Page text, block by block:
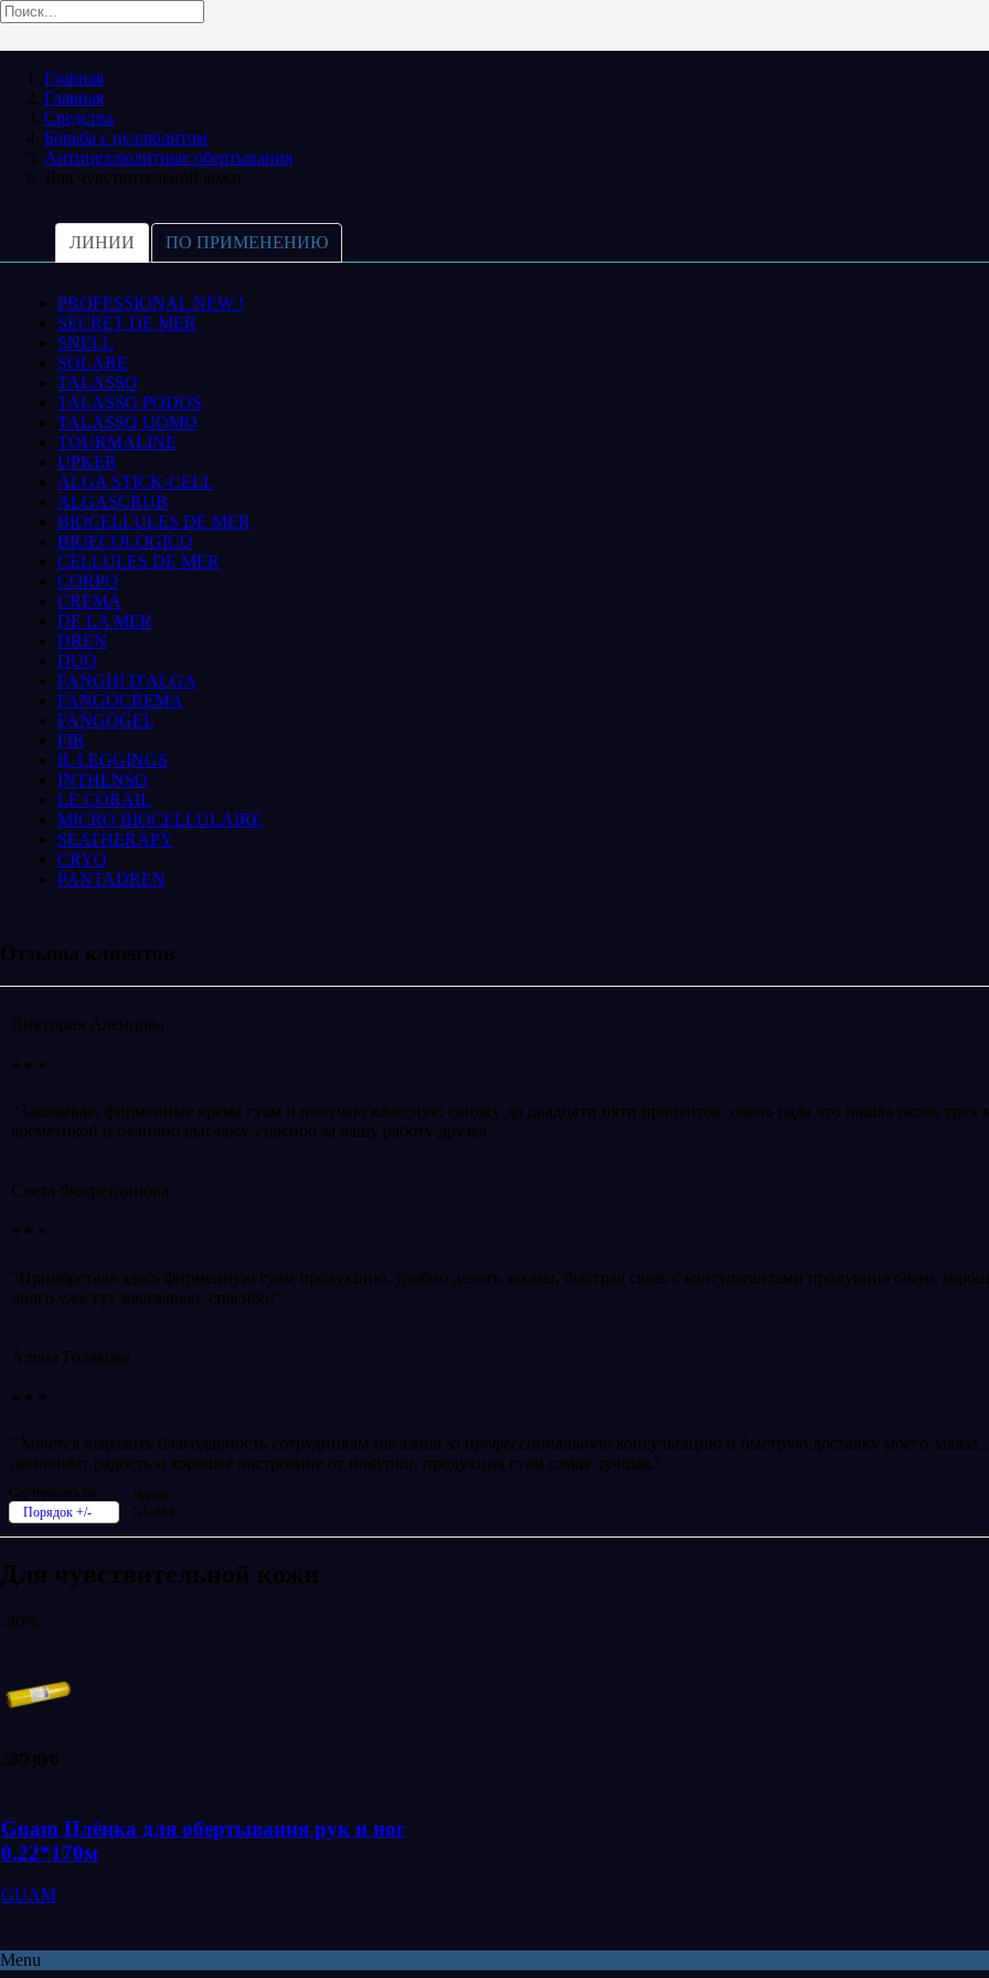
Главная
Главная
Средства
Борьба с целлюлитом
Антицеллюлитные обертывания
Для чувствительной кожи
ЛИНИИ ПО ПРИМЕНЕНИЮ
PROFESSIONAL NEW !
SECRET DE MER
SNELL
SOLARE
TALASSO
TALASSO PODOS
TALASSO UOMO
TOURMALINE
UPKER
ALGA STICK-CELL
ALGASCRUB
BIOCELLULES DE MER
BIOECOLOGICO
CELLULES DE MER
CORPO
CREMA
DE LA MER
DREN
DUO
FANGHI D'ALGA
FANGOCREMA
FANGOGEL
FIR
IL LEGGINGS
INTHENSO
LE CORAIL
MICRO BIOCELLULAIRE
SEATHERAPY
CRYO
PANTADREN
Отзывы клиентов
Виктория Аленцова
* * *
"Заказываю фирменные крема гуам и получаю классную скидку до двадцати пяти процентов. очень рада что нашла около трех
косметикой и отлично выгляжу, спасибо за вашу работу друзья."
Света Фахретдинова
* * *
"Приобретала здесь фирменную гуам продукцию, удобно делать заказы, быстрая связь с консультантами продукция очень
долго уже тут заказываю, спасибо!"
Алена Голякова
* * *
"Хочется выразить благодарность сотрудникам магазина за профессиональную консультацию и быструю доставку моего
дополняет радость и хорошее настроение от покупки, продукция гуам самая лучшая."
Сортировать по
Порядок +/-
Линия:
GUAM
Для чувствительной кожи
-30%
273 РУБ
390 руб
Guam Плёнка для обертывания рук и ног
0.22*170м
GUAM
Menu